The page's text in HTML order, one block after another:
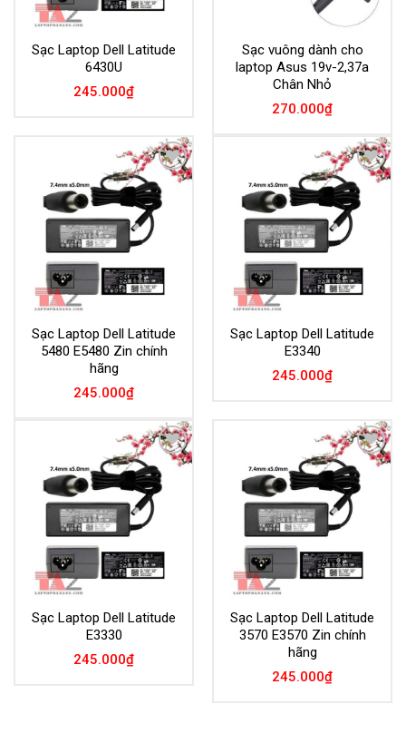
Sạc Laptop Dell Latitude
6430U
245.000₫
Sạc vuông dành cho
laptop Asus 19v-2,37a
Chân Nhỏ
270.000₫
Add to
Wishlist
Sạc Laptop Dell Latitude
5480 E5480 Zin chính
hãng
245.000₫
Add to
Wishlist
Sạc Laptop Dell Latitude
E3340
245.000₫
Add to
Wishlist
Sạc Laptop Dell Latitude
E3330
245.000₫
Add to
Wishlist
Sạc Laptop Dell Latitude
3570 E3570 Zin chính
hãng
245.000₫